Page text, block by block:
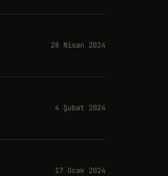
28 Nisan 2024
4 Şubat 2024
17 Ocak 2024